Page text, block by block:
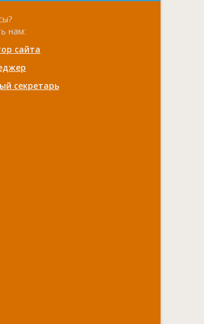
нам:
сайта
cекретарь